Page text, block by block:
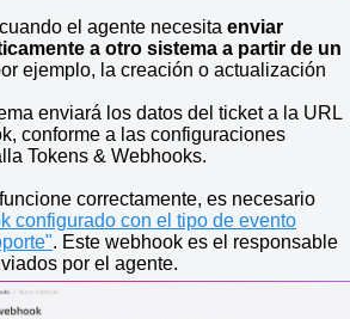
el agente necesita enviar
a otro sistema a partir de un
ejemplo, la creación o actualización
enviará los datos del ticket a la URL
conforme a las configuraciones
Tokens & Webhooks.
correctamente, es necesario
configurado con el tipo de evento
. Este webhook es el responsable
por el agente.